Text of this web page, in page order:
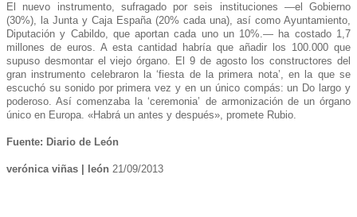
El nuevo instrumento, sufragado por seis instituciones —el Gobierno
(30%), la Junta y Caja España (20% cada una), así como Ayuntamiento,
Diputación y Cabildo, que aportan cada uno un 10%.— ha costado 1,7
millones de euros. A esta cantidad habría que añadir los 100.000 que
supuso desmontar el viejo órgano. El 9 de agosto los constructores del
gran instrumento celebraron la ‘fiesta de la primera nota’, en la que se
escuchó su sonido por primera vez y en un único compás: un Do largo y
poderoso. Así comenzaba la ‘ceremonia’ de armonización de un órgano
único en Europa. «Habrá un antes y después», promete Rubio.
Fuente: Diario de León
verónica viñas | león 21/09/2013